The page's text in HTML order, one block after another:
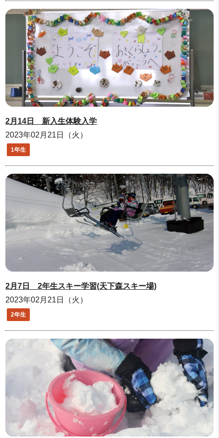
2月14日 新入生体験入学
2023年02月21日（火）
1年生
2月7日 2年生スキー学習(天下森スキー場)
2023年02月21日（火）
2年生